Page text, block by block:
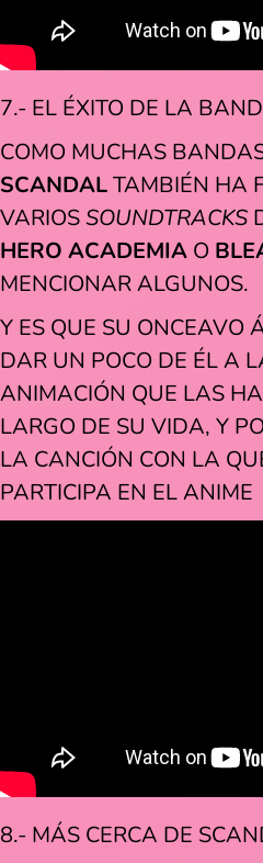
7.- EL ÉXITO DE LA
COMO MUCHAS
SCANDALTAMBIÉN HA
VARIOSSOUNDTRACKS
HERO ACADEMIA O
MENCIONAR ALGUNOS.
Y ES QUE SU ONCEAVO
DAR UN POCO DE ÉL A
ANIMACIÓN QUE LAS
LARGO DE SU VIDA, Y
LA CANCIÓN CON LA
PARTICIPA EN EL ANIME
8.- MÁS CERCA DE